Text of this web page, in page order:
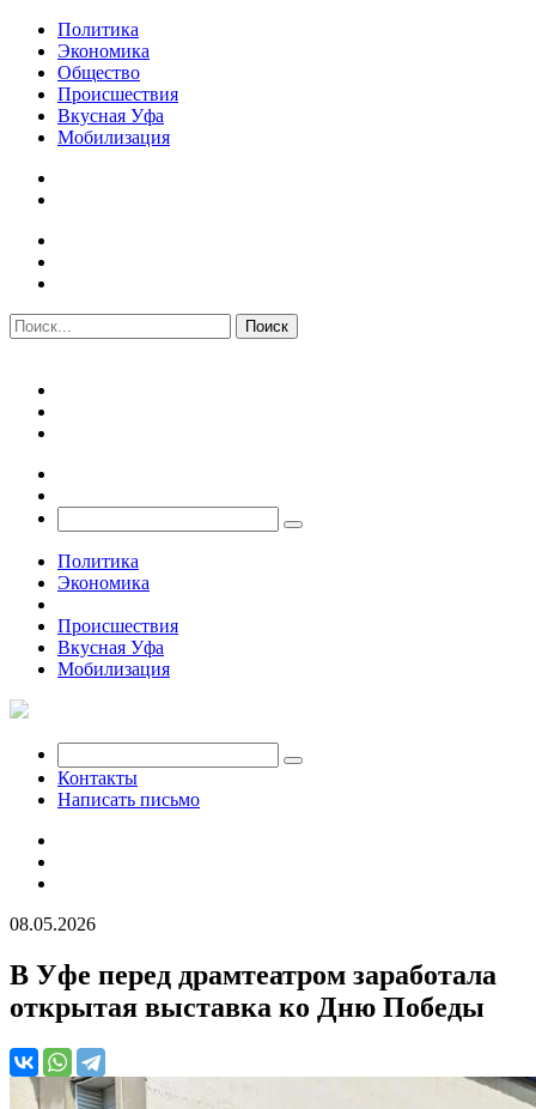
Политика
Экономика
Общество
Происшествия
Вкусная Уфа
Мобилизация
Политика
Экономика
Происшествия
Вкусная Уфа
Мобилизация
Контакты
Написать письмо
08.05.2026
В Уфе перед драмтеатром заработала
открытая выставка ко Дню Победы